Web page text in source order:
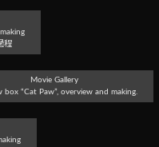
程
Movie Gallery
box “Cat Paw”, overview and making.